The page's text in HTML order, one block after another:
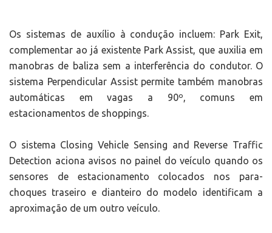
Os sistemas de auxílio à condução incluem: Park Exit,
complementar ao já existente Park Assist, que auxilia em
manobras de baliza sem a interferência do condutor. O
sistema Perpendicular Assist permite também manobras
automáticas em vagas a 90º, comuns em
estacionamentos de shoppings.
O sistema Closing Vehicle Sensing and Reverse Traffic
Detection aciona avisos no painel do veículo quando os
sensores de estacionamento colocados nos para-
choques traseiro e dianteiro do modelo identificam a
aproximação de um outro veículo.